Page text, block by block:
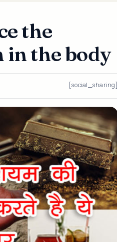
the
in the body
[social_sharing]